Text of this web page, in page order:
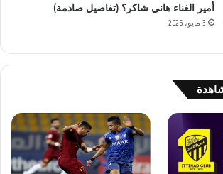
أمير الغناء هاني شاكر؟ (تفاصيل صادمة)
3 مايو، 2026